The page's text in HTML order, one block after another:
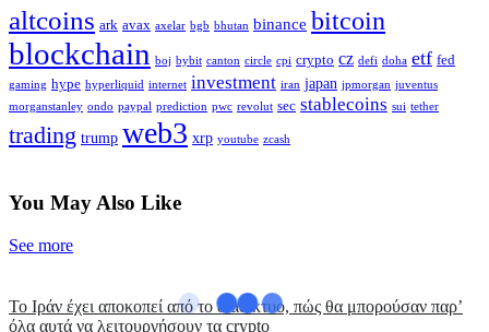
altcoins ark avax axelar bgb bhutan binance bitcoin
blockchain boj bybit canton circle cpi crypto cz defi doha etf fed
gaming hype hyperliquid internet investment iran japan jpmorgan juventus
morganstanley ondo paypal prediction pwc revolut sec stablecoins sui tether
trading trump web3 xrp youtube zcash
You May Also Like
See more
Το Ιράν έχει αποκοπεί από το διαδίκτυο, πώς θα μπορούσαν παρ’
όλα αυτά να λειτουργήσουν τα crypto